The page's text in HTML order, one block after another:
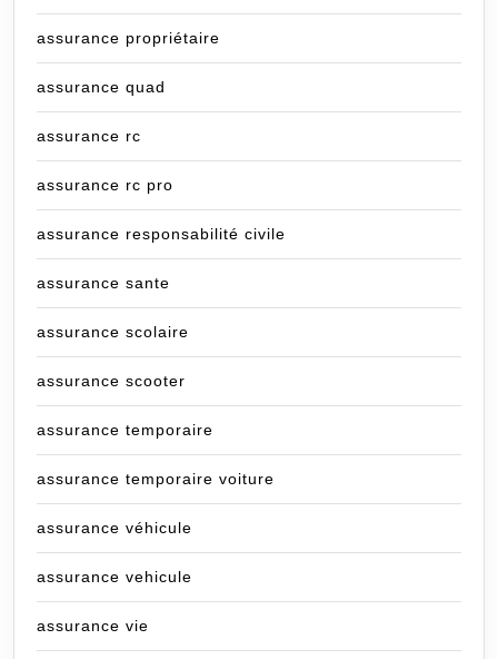
assurance propriétaire
assurance quad
assurance rc
assurance rc pro
assurance responsabilité civile
assurance sante
assurance scolaire
assurance scooter
assurance temporaire
assurance temporaire voiture
assurance véhicule
assurance vehicule
assurance vie